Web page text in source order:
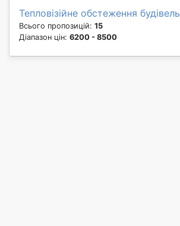
Тепловізійне обстеження будівель
Всього пропозицій: 15
Діапазон цін: 6200 - 8500